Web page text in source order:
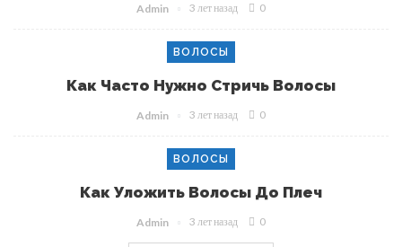
Admin 3 лет назад 0
ВОЛОСЫ
Как Часто Нужно Стричь Волосы
Admin 3 лет назад 0
ВОЛОСЫ
Как Уложить Волосы До Плеч
Admin 3 лет назад 0